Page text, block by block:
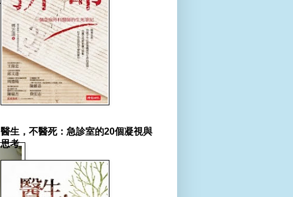
醫生，不醫死：急診室的20個凝視與
思考